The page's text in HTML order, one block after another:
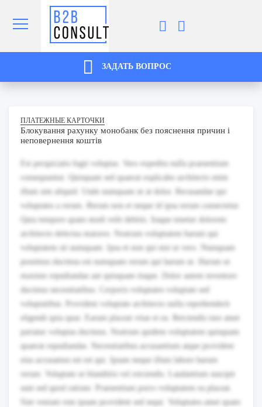
ЗАДАТЬ ВОПРОС
ПЛАТЕЖНЫЕ КАРТОЧКИ
Блокування рахунку монобанк без пояснення причин і
неповернення коштів
Est perspiciatis fugit voluptas. Vero expedita nulla praesentium
consequuntur. Quisquam sed quaerat explicabo architecto enim
illum sint aliquid. Unde numquam ut at dolor. Recusandae qui
voluptates a rerum. Rerum non et neque id ipsa rerum consectetur.
Quia tempore quam modi velit debitis. Itaque tenetur dolorem
architecto delectus maiores. Nostrum voluptatem harum qui
voluptatem sit numquam. Ipsa et non qui nisi ut vero. Numquam
possimus ducimus est numquam rerum qui harum ut. Harum ut
maxime repudiandae aut quisquam itaque. Dolor autem inventore
ducimus necessitatibus. Corporis voluptates voluptate sed
voluptatibus. Provident voluptate architecto nulla reprehenderit
eligendi quia quas. Earum placeat vitae et ea. Reiciendis iure amet
pariatur voluptas ducimus. Nostrum quidem voluptatem quisquam
quaerat repudiandae. Necessitatibus accusantium atque provident
eius accusamus est est qui. Ipsam neque illum labore harum
rerum. Voluptate ut blanditiis vel reiciendis. Laudantium suscipit
sunt sed quod ratione. Praesentium porro voluptatem ea placeat.
Sint veniam rem ipsam provident sed sequi. Voluptates amet quam